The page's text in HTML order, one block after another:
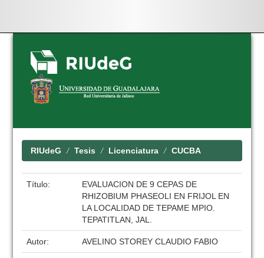
Skip
navigation
RIUdeG Tesis Licenciatura CUCBA
Título:
EVALUACION DE 9 CEPAS DE
RHIZOBIUM PHASEOLI EN FRIJOL EN
LA LOCALIDAD DE TEPAME MPIO.
TEPATITLAN, JAL.
Autor: AVELINO STOREY CLAUDIO FABIO